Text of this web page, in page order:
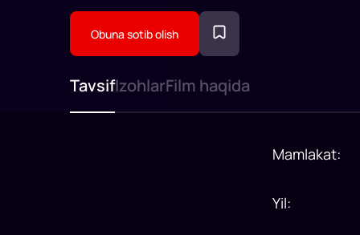
Obuna sotib olish
TavsifIzohlarFilm haqida
Mamlakat:
Yil: